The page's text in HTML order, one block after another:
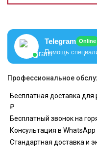
Telegram Online
Помощь
Профессиональное
Бесплатная доставка
₽
Бесплатный звонок на
Консультация в WhatsApp
Стандартная доставка и